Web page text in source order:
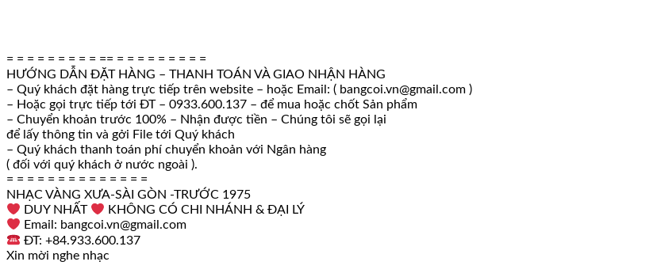
= = = = = = = = = == = = = = = = = = =
HƯỚNG DẪN ĐẶT HÀNG – THANH TOÁN VÀ GIAO NHẬN HÀNG
– Quý khách đặt hàng trực tiếp trên website – hoặc Email: ( bangcoi.vn@gmail.com )
– Hoặc gọi trực tiếp tới ĐT – 0933.600.137 – để mua hoặc chốt Sản phẩm
– Chuyển khoản trước 100% – Nhận được tiền – Chúng tôi sẽ gọi lại
để lấy thông tin và gởi File tới Quý khách
– Quý khách thanh toán phí chuyển khoản với Ngân hàng
( đối với quý khách ở nước ngoài ).
= = = = = = = = = = = = = =
NHẠC VÀNG XƯA-SÀI GÒN -TRƯỚC 1975
DUY NHẤT
KHÔNG CÓ CHI NHÁNH & ĐẠI LÝ
Email: bangcoi.vn@gmail.com
ĐT: +84.933.600.137
Xin mời nghe nhạc